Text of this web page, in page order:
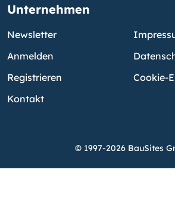
Unternehmen
Newsletter
Anmelden
Registrieren
Kontakt
Cookie-
© 1997-2026 BauSites